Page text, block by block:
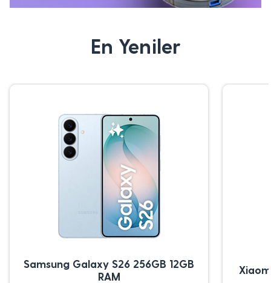
En Yeniler
Samsung Galaxy S26 256GB 12GB
RAM